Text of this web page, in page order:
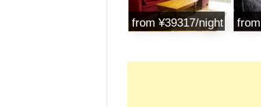
from ‎¥39317/night